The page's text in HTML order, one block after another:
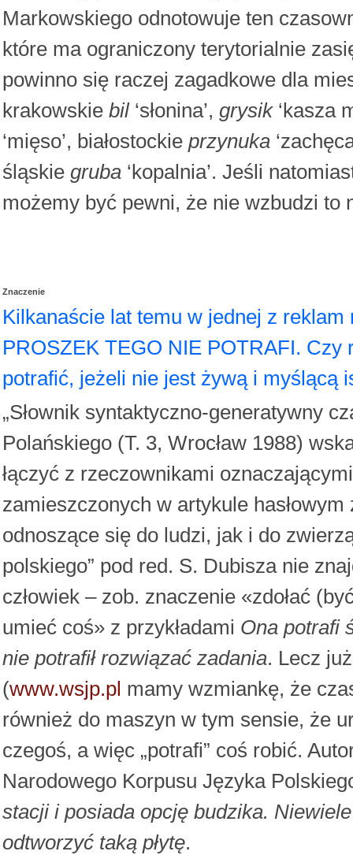
Markowskiego odnotowuje ten
które ma ograniczony terytorialnie
powinno się raczej zagadkowe dla
krakowskie bil‘słonina’, grysik‘kasza
‘mięso’, białostockie przynuka
śląskie gruba ‘kopalnia’. Jeśli
możemy być pewni, że nie wzbudzi
Znaczenie
Kilkanaście lat temu w jednej z reklam
PROSZEK TEGO NIE POTRAFI.
potrafić, jeżeli nie jest żywą i myślącą
„Słownik syntaktyczno-generatywny
Polańskiego (T. 3, Wrocław 1988)
łączyć z rzeczownikami
zamieszczonych w artykule
odnoszące się do ludzi, jak i do
polskiego” pod red. S. Dubisza nie
człowiek – zob. znaczenie «zdołać
umieć coś» z przykładami Ona potrafi
nie potrafił rozwiązać zadania. Lecz
(www.wsjp.pl mamy wzmiankę, że
również do maszyn w tym sensie, że
czegoś, a więc „potrafi” coś robić.
Narodowego Korpusu Języka
stacji i posiada opcję budzika.
odtworzyć taką płytę.